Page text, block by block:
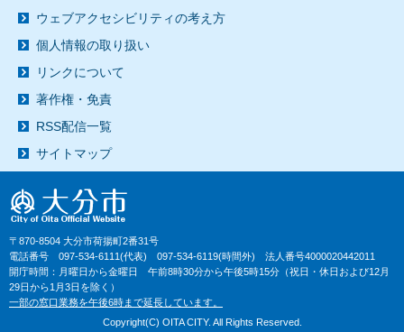
ウェブアクセシビリティの考え方
個人情報の取り扱い
リンクについて
著作権・免責
RSS配信一覧
サイトマップ
〒870-8504 大分市荷揚町2番31号
電話番号 097-534-6111(代表) 097-534-6119(時間外) 法人番号4000020442011
開庁時間：月曜日から金曜日 午前8時30分から午後5時15分（祝日・休日および12月
29日から1月3日を除く）
一部の窓口業務を午後6時まで延長しています。
Copyright(C) OITA CITY. All Rights Reserved.